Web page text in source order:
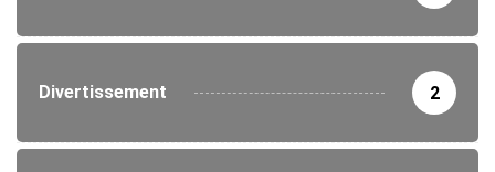
Divertissement 2